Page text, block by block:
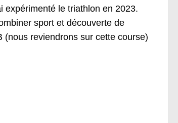
expérimenté le triathlon en 2023.
sport et découverte de
(nous reviendrons sur cette course)